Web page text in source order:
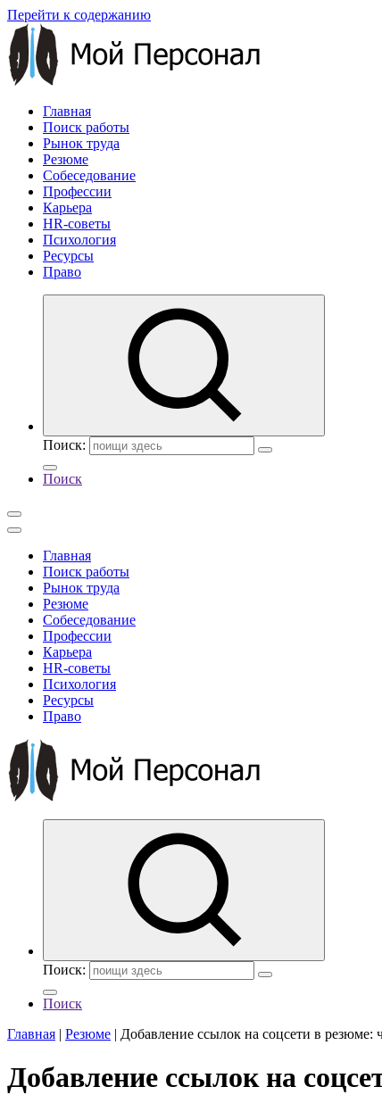
Перейти к содержанию
Главная
Поиск работы
Рынок труда
Резюме
Собеседование
Профессии
Карьера
HR-советы
Психология
Ресурсы
Право
Поиск:
Поиск
Главная
Поиск работы
Рынок труда
Резюме
Собеседование
Профессии
Карьера
HR-советы
Психология
Ресурсы
Право
Поиск:
Поиск
Главная | Резюме | Добавление ссылок на соцсети в резюме:
Добавление ссылок на